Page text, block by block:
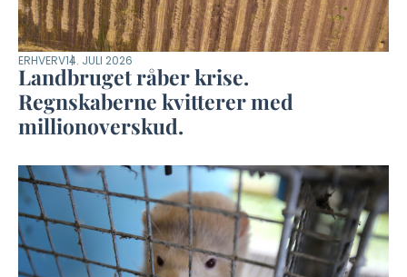
ERHVERV14. JULI 2026
Landbruget råber krise.
Regnskaberne kvitterer med
millionoverskud.